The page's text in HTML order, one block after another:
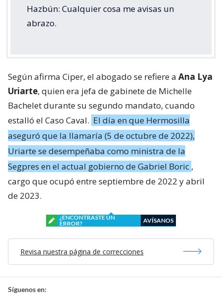
Hazbún: Cualquier cosa me avisas un
abrazo.
Según afirma Ciper, el abogado se refiere a Ana Lya
Uriarte, quien era jefa de gabinete de Michelle
Bachelet durante su segundo mandato, cuando
estalló el Caso Caval. El día en que Hermosilla
aseguró que la llamaría (5 de octubre de 2022),
Uriarte se desempeñaba como ministra de la
Segpres en el actual gobierno de Gabriel Boric ,
cargo que ocupó entre septiembre de 2022 y abril
de 2023.
¿ENCONTRASTE UN
ERROR?
AVÍSANOS
Revisa nuestra página de correcciones
Síguenos en: